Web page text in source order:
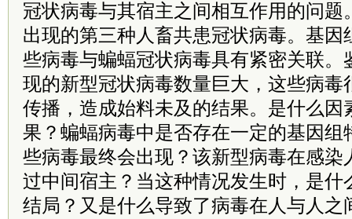
冠状病毒与其宿主之间相互作用的问题
出现的第三种人畜共患冠状病毒。基因
些病毒与蝙蝠冠状病毒具有紧密关联。
现的新型冠状病毒数量巨大，这些病毒
传播，造成始料未及的结果。是什么因
果？蝙蝠病毒中是否存在一定的基因组
些病毒最终会出现？该新型病毒在感染
过中间宿主？当这种情况发生时，是什
结局？又是什么导致了病毒在人与人之